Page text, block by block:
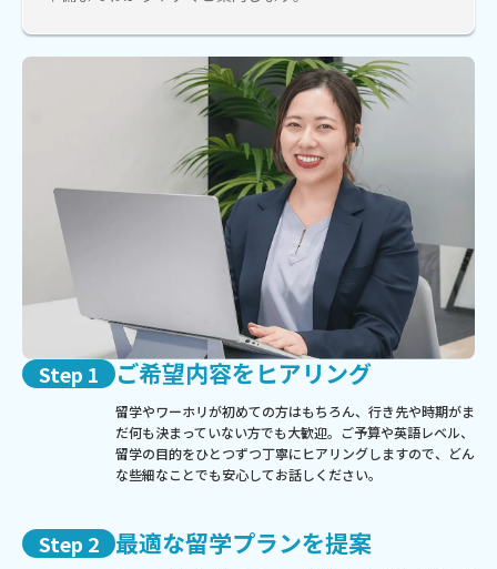
Step 1 ご希望内容をヒアリング
留学やワーホリが初めての方はもちろん、行き先や時期がま
だ何も決まっていない方でも大歓迎。ご予算や英語レベル、
留学の目的をひとつずつ丁寧にヒアリングしますので、どん
な些細なことでも安心してお話しください。
Step 2 最適な留学プランを提案